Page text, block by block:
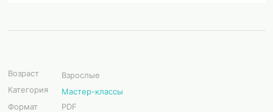
Возраст
Взрослые
Категория
Мастер-классы
Формат
PDF